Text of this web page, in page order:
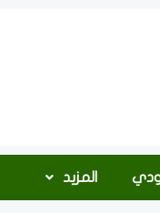
المزيد